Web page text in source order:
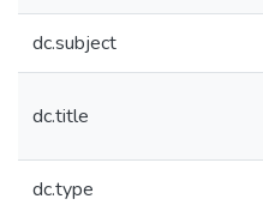
dc.subject
dc.title
dc.type